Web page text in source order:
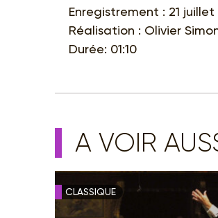
Enregistrement : 21
Réalisation : Olivier
Durée: 01:10
A VOIR
CLASSIQUE